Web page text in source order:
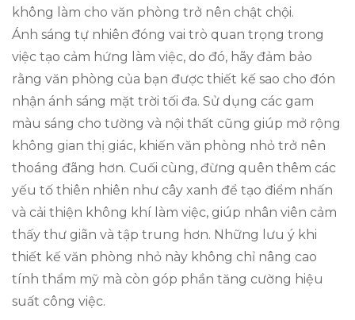
không làm cho văn phòng trở nên chật chội.
Ánh sáng tự nhiên đóng vai trò quan trọng trong
việc tạo cảm hứng làm việc, do đó, hãy đảm bảo
rằng văn phòng của bạn được thiết kế sao cho đón
nhận ánh sáng mặt trời tối đa. Sử dụng các gam
màu sáng cho tường và nội thất cũng giúp mở rộng
không gian thị giác, khiến văn phòng nhỏ trở nên
thoáng đãng hơn. Cuối cùng, đừng quên thêm các
yếu tố thiên nhiên như cây xanh để tạo điểm nhấn
và cải thiện không khí làm việc, giúp nhân viên cảm
thấy thư giãn và tập trung hơn. Những lưu ý khi
thiết kế văn phòng nhỏ này không chỉ nâng cao
tính thẩm mỹ mà còn góp phần tăng cường hiệu
suất công việc.